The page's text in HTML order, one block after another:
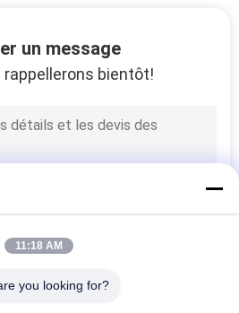
de
bobine
un message
rappellerons bientôt!
11:18 AM
you looking for?